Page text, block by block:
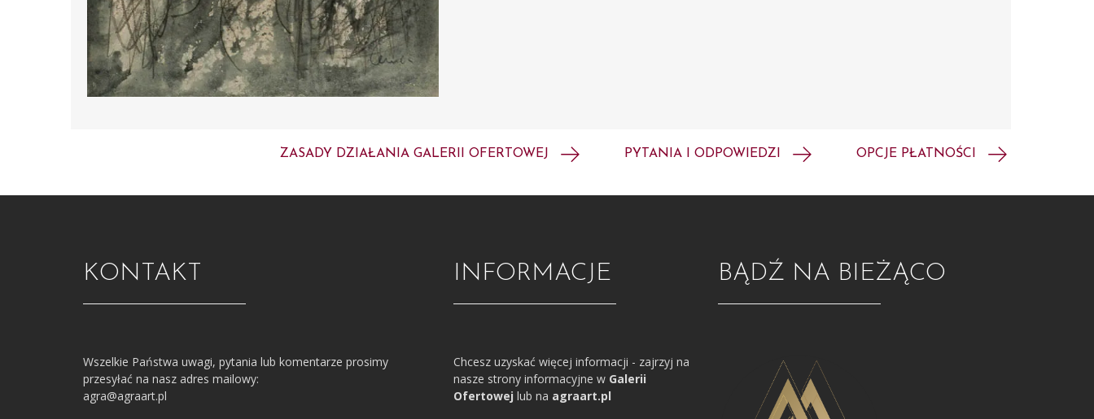
ZASADY DZIAŁANIA GALERII OFERTOWEJ PYTANIA I ODPOWIEDZI OPCJE PŁATNOŚCI
BĄDŹ NA BIEŻĄCO
INFORMACJE
Chcesz uzyskać więcej informacji - zajrzyj na
nasze strony informacyjne w Galerii
Ofertowej lub na agraart.pl
KONTAKT
Wszelkie Państwa uwagi, pytania lub komentarze prosimy
przesyłać na nasz adres mailowy:
agra@agraart.pl